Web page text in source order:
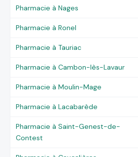
Pharmacie à Nages
Pharmacie à Ronel
Pharmacie à Tauriac
Pharmacie à Cambon-lès-Lavaur
Pharmacie à Moulin-Mage
Pharmacie à Lacabarède
Pharmacie à Saint-Genest-de-
Contest